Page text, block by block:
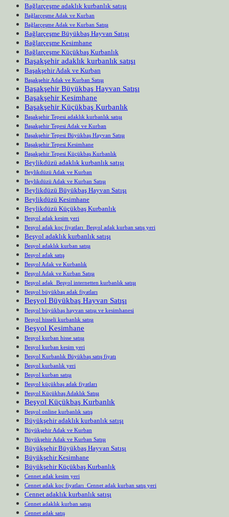
Bağlarçeşme adaklık kurbanlık satışı
Bağlarçeşme Adak ve Kurban
Bağlarçeşme Adak ve Kurban Satışı
Bağlarçeşme Büyükbaş Hayvan Satışı
Bağlarçeşme Kesimhane
Bağlarçeşme Küçükbaş Kurbanlık
Başakşehir adaklık kurbanlık satışı
Başakşehir Adak ve Kurban
Başakşehir Adak ve Kurban Satışı
Başakşehir Büyükbaş Hayvan Satışı
Başakşehir Kesimhane
Başakşehir Küçükbaş Kurbanlık
Başakşehir Tepesi adaklık kurbanlık satışı
Başakşehir Tepesi Adak ve Kurban
Başakşehir Tepesi Büyükbaş Hayvan Satışı
Başakşehir Tepesi Kesimhane
Başakşehir Tepesi Küçükbaş Kurbanlık
Beylikdüzü adaklık kurbanlık satışı
Beylikdüzü Adak ve Kurban
Beylikdüzü Adak ve Kurban Satışı
Beylikdüzü Büyükbaş Hayvan Satışı
Beylikdüzü Kesimhane
Beylikdüzü Küçükbaş Kurbanlık
Beşyol adak kesim yeri
Beşyol adak koç fiyatları Beşyol adak kurban satış yeri
Beşyol adaklık kurbanlık satışı
Beşyol adaklık kurban satışı
Beşyol adak satış
Beşyol Adak ve Kurbanlık
Beşyol Adak ve Kurban Satışı
Beşyol adak Beşyol internetten kurbanlık satışı
Beşyol büyükbaş adak fiyatları
Beşyol Büyükbaş Hayvan Satışı
Beşyol büyükbaş hayvan satışı ve kesimhanesi
Beşyol hisseli kurbanlık satışı
Beşyol Kesimhane
Beşyol kurban hisse satışı
Beşyol kurban kesim yeri
Beşyol Kurbanlık Büyükbaş satış fiyatı
Beşyol kurbanlık yeri
Beşyol kurban satışı
Beşyol küçükbaş adak fiyatları
Beşyol Küçükbaş Adaklık Satışı
Beşyol Küçükbaş Kurbanlık
Beşyol online kurbanlık satış
Büyükşehir adaklık kurbanlık satışı
Büyükşehir Adak ve Kurban
Büyükşehir Adak ve Kurban Satışı
Büyükşehir Büyükbaş Hayvan Satışı
Büyükşehir Kesimhane
Büyükşehir Küçükbaş Kurbanlık
Cennet adak kesim yeri
Cennet adak koç fiyatları Cennet adak kurban satış yeri
Cennet adaklık kurbanlık satışı
Cennet adaklık kurban satışı
Cennet adak satış